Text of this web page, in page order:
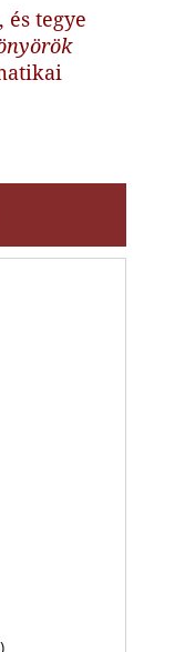
és tegye